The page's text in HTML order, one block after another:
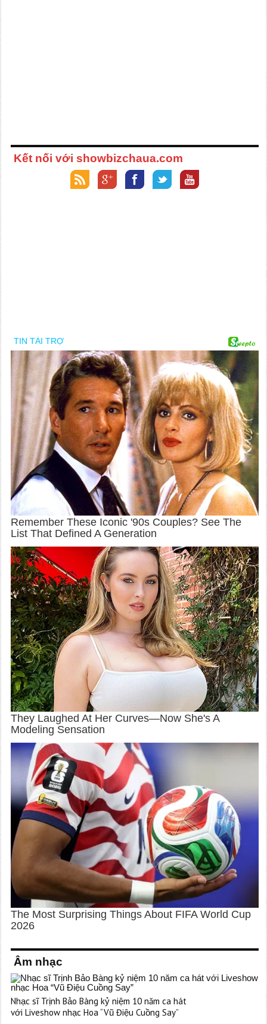
Kết nối với showbizchaua.com
Âm nhạc
Nhạc sĩ Trịnh Bảo Bàng kỷ niệm 10 năm ca hát
với Liveshow nhạc Hoa “Vũ Điệu Cuồng Say”